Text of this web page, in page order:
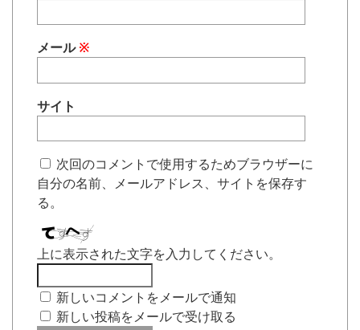
メール※
サイト
次回のコメントで使用するためブラウザーに
自分の名前、メールアドレス、サイトを保存す
る。
上に表示された文字を入力してください。
新しいコメントをメールで通知
新しい投稿をメールで受け取る